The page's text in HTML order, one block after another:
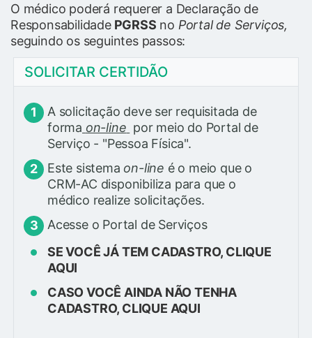
O médico poderá requerer a Declaração de
ResponsabilidadePGRSS no Portal de Serviços,
seguindo os seguintes passos:
SOLICITAR CERTIDÃO
A solicitação deve ser requisitada de
forma on-line por meio do Portal de
Serviço - "Pessoa Física".
Este sistema on-line é o meio que o
CRM-AC disponibiliza para que o
médico realize solicitações.
Acesse o Portal de Serviços
SE VOCÊ JÁ TEM CADASTRO, CLIQUE
AQUI
CASO VOCÊ AINDA NÃO TENHA
CADASTRO, CLIQUE AQUI